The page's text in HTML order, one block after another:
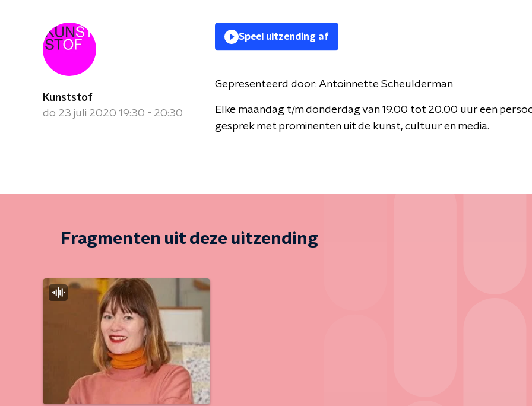
Kunststof
do 23 juli 2020 19:30 - 20:30
Speel uitzending af
Gepresenteerd door: Antoinnette Scheulderman
Elke maandag t/m donderdag van 19.00 tot 20.00 uur een
gesprek met prominenten uit de kunst, cultuur en media.
Fragmenten uit deze uitzending